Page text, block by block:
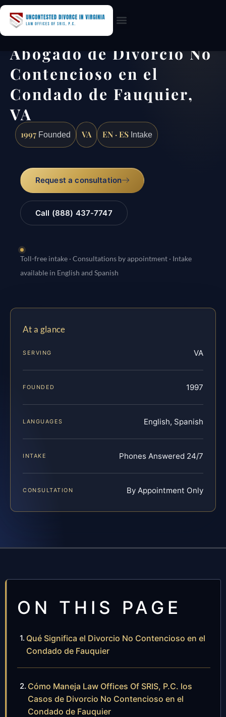
Abogado de Divorcio No
Contencioso en el
Condado de Fauquier,
VA
1997 Founded VA EN · ES Intake
Request a consultation
Call (888) 437-7747
Toll-free intake · Consultations by appointment · Intake
available in English and Spanish
At a glance
SERVING VA
FOUNDED 1997
LANGUAGES English, Spanish
INTAKE Phones Answered 24/7
CONSULTATION By Appointment Only
ON THIS PAGE
Qué Significa el Divorcio No Contencioso en el
Condado de Fauquier
Cómo Maneja Law Offices Of SRIS, P.C. los
Casos de Divorcio No Contencioso en el
Condado de Fauquier